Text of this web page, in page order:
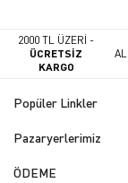
2000 TL ÜZERİ -
ÜCRETSİZ
KARGO
Popüler Linkler
Pazaryerlerimiz
ÖDEME